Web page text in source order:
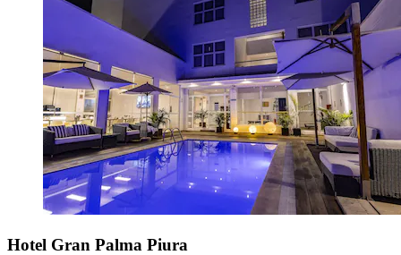
Hotel Gran Palma Piura